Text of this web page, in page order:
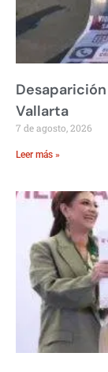
Vallarta
7 de agosto, 2026
Leer más »